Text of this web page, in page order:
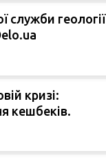
служби геології
кризі:
кешбеків.